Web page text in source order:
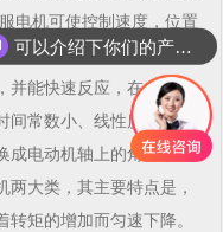
电机可使控制速度，位置
矩和转速以驱动控制对
并能快速反应，在自动控
间常数小、线性度高、始
成电动机轴上的角位移或
大类，其主要特点是，
矩的增加而匀速下降。
可以介绍下你们的产品么